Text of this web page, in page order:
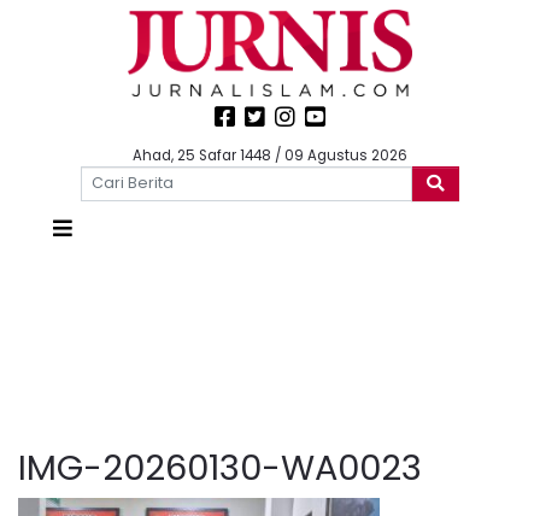
Ahad, 25 Safar 1448 / 09 Agustus 2026
IMG-20260130-WA0023